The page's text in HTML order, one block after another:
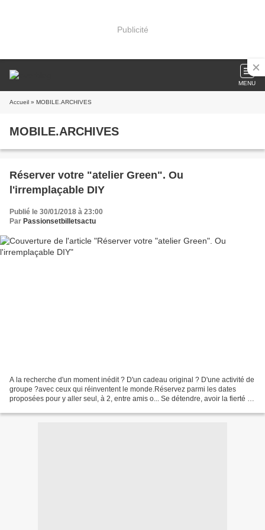
Publicité
MENU
Accueil » MOBILE.ARCHIVES
MOBILE.ARCHIVES
Réserver votre "atelier Green". Ou
l'irremplaçable DIY
Publié le 30/01/2018 à 23:00
Par Passionsetbilletsactu
A la recherche d'un moment inédit ? D'un cadeau original ? D'une activité de
groupe ?avec ceux qui réinventent le monde.Réservez parmi les dates
proposées pour y aller seul, à 2, entre amis o... Se détendre, avoir la fierté de